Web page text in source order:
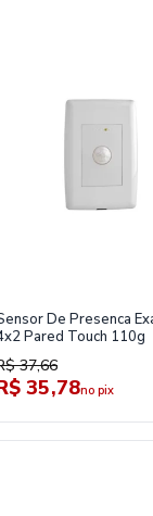
De Presenca
Pared Touch 110g
37,66
35,78no pix